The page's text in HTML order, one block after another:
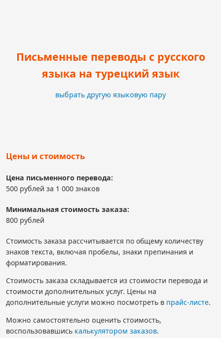
Письменные переводы с русского
языка на турецкий язык
выбрать другую языковую пару
Цены и стоимость
Цена письменного перевода:
500 рублей за 1 000 знаков
Минимальная стоимость заказа:
800 рублей
Стоимость заказа рассчитывается по общему количеству
знаков текста, включая пробелы, знаки препинания и
форматирования.
Стоимость заказа складывается из стоимости перевода и
стоимости дополнительных услуг. Цены на
дополнительные услуги можно посмотреть в прайс-листе.
Можно самостоятельно оценить стоимость,
воспользовавшись калькулятором заказов.